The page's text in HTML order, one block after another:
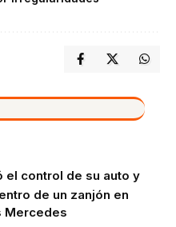
el control de su auto y
de un zanjón en
Mercedes